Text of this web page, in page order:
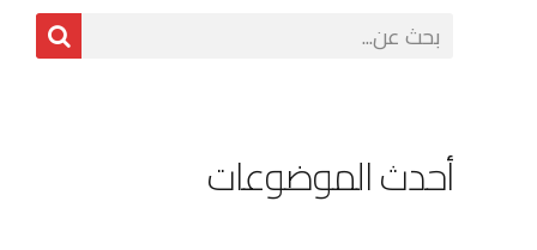
أحدث الموضوعات